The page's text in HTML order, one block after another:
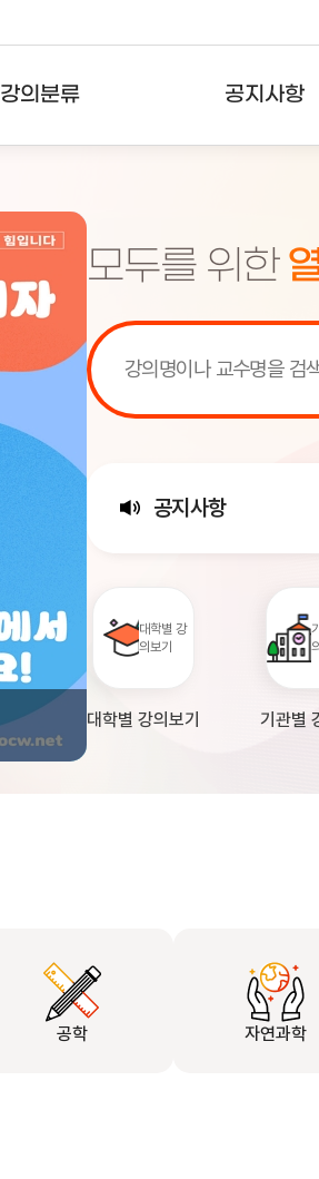
강의분류
기관강의
테마강의
공지사항
주요통계현황
모두를 위한
공지사항
대학별 강
의보기
대학별 강의보기 기관별
공학 자연과학